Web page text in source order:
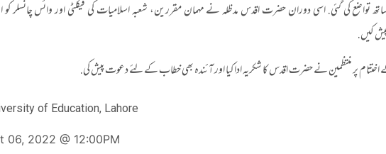
تواضع کی گئی. اسی دوران حضرت اقدس مدظلہ نے مہمان مقررین، شعبہ اسلامیات کی فیکلٹی اور وائس چانسلر کو
کیں.
پر منتظمین نے حضرت اقدس کا شکریہ ادا کیا اور آئندہ بھی خطاب کے لئے دعوت پیش کی.
of Education, Lahore
06, 2022 @ 12:00PM